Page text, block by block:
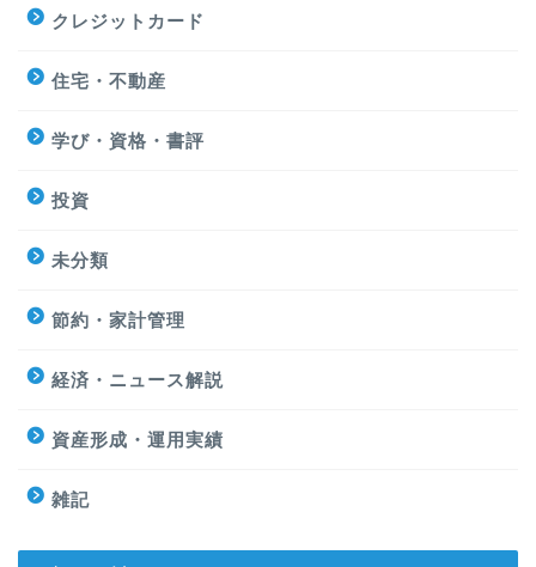
クレジットカード
住宅・不動産
学び・資格・書評
投資
未分類
節約・家計管理
経済・ニュース解説
資産形成・運用実績
雑記